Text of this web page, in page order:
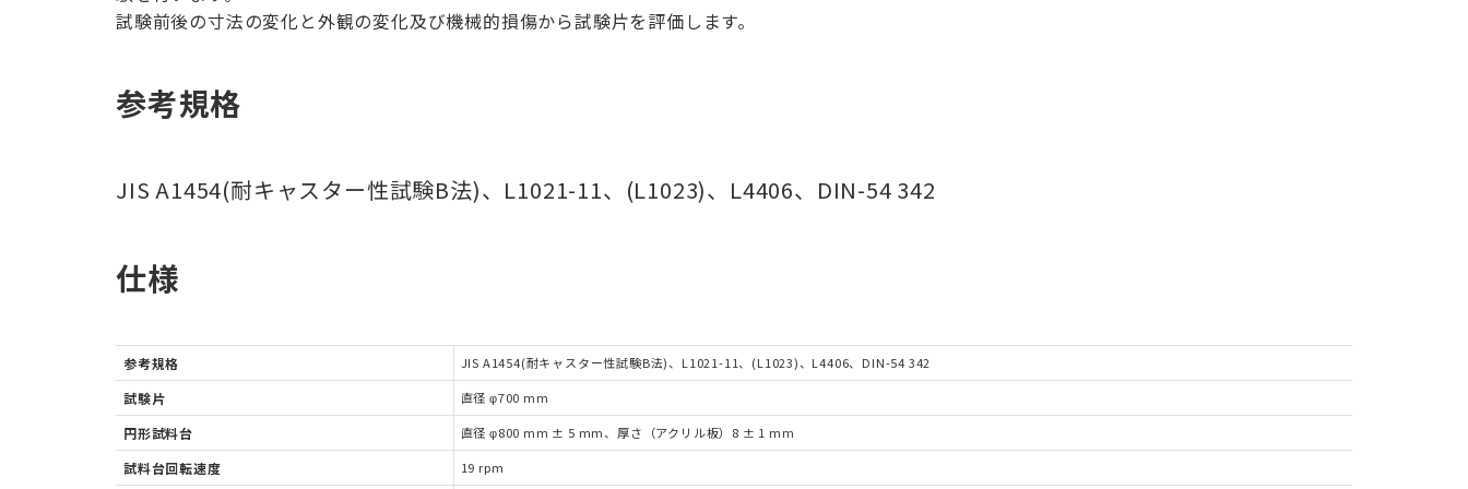
試験前後の寸法の変化と外観の変化及び機械的損傷から試験片を評価します。
参考規格
JIS A1454(耐キャスター性試験B法)、L1021-11、(L1023)、L4406、DIN-54 342
仕様
参考規格 JIS A1454(耐キャスター性試験B法)、L1021-11、(L1023)、L4406、DIN-54 342
試験片 直径 φ700 mm
円形試料台 直径 φ800 mm ± 5 mm、厚さ（アクリル板）8 ± 1 mm
試料台回転速度 19 rpm